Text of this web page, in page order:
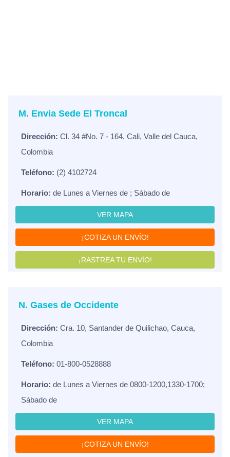
M. Envia Sede El Troncal
Dirección: Cl. 34 #No. 7 - 164, Cali, Valle del Cauca,
Colombia
Teléfono: (2) 4102724
Horario: de Lunes a Viernes de ; Sábado de
VER MAPA
¡COTIZA UN ENVÍO!
¡RASTREA TU ENVÍO!
N. Gases de Occidente
Dirección: Cra. 10, Santander de Quilichao, Cauca,
Colombia
Teléfono: 01-800-0528888
Horario: de Lunes a Viernes de 0800-1200,1330-1700;
Sábado de
VER MAPA
¡COTIZA UN ENVÍO!